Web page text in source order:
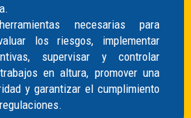
necesarias para
los riesgos, implementar
supervisar y controlar
en altura, promover una
y garantizar el cumplimiento